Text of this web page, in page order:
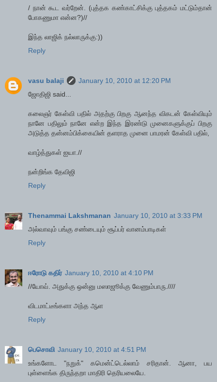
/ நான் கூட வர்றேன். (புத்தக கண்காட்சிக்கு புத்தகம் மட்டும்தான்
போகணுமா என்ன?)//
இந்த லாஜிக் நல்லாருக்கு:))
Reply
vasu balaji
January 10, 2010 at 12:20 PM
ஜோதிஜி said...
கலைஞர் கேள்வி பதில் அதற்கு பிறகு ஆனந்த விகடன் கேள்வியும்
நானே பதிலும் நானே என்ற இந்த இரண்டு முனைகளுக்குப் பிறகு
அடுத்த தன்னம்பிக்கையின் தளராத முனை பாமரன் கேள்வி பதில்,
வாழ்த்துகள் ஐயா.//
நன்றிங்க தேவிஜி
Reply
Thenammai Lakshmanan January 10, 2010 at 3:33 PM
அல்வாவும் பங்கு சண்டையும் சூப்பர் வானம்பாடிகள்
Reply
ஈரோடு கதிர் January 10, 2010 at 4:10 PM
//யோவ். அதுக்கு ஒன்னு மஸாஜூக்கு வேணும்பாரு.////
விடமாட்டீங்களா அந்த ஆள
Reply
பெசொவி January 10, 2010 at 4:51 PM
உங்களோட "நறுக்" கமென்ட்டெல்லாம் சரிதான். ஆனா, பய
புள்ளைங்க திருந்தறா மாதிரி தெரியலையே.